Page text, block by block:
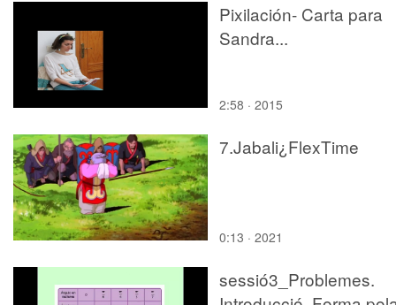
Pixilación- Carta para
Sandra...
2:58 · 2015
7.Jabali¿FlexTime
0:13 · 2021
sessió3_Problemes.